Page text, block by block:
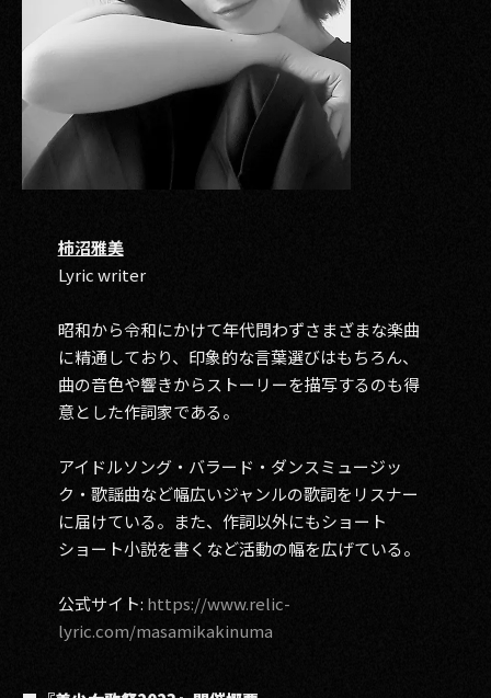
柿沼雅美
Lyric writer
昭和から令和にかけて年代問わずさまざまな楽曲
に精通しており、印象的な言葉選びはもちろん、
曲の音色や響きからストーリーを描写するのも得
意とした作詞家である。
アイドルソング・バラード・ダンスミュージッ
ク・歌謡曲など幅広いジャンルの歌詞をリスナー
に届けている。また、作詞以外にもショート
ショート小説を書くなど活動の幅を広げている。
公式サイト: https://www.relic-
lyric.com/masamikakinuma